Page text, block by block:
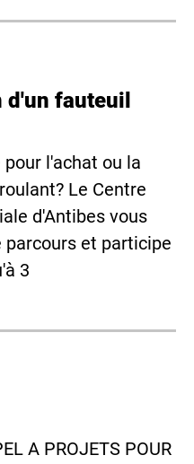
fauteuil
l'achat ou la
Le Centre
d'Antibes vous
parcours et participe
3
A PROJETS POUR